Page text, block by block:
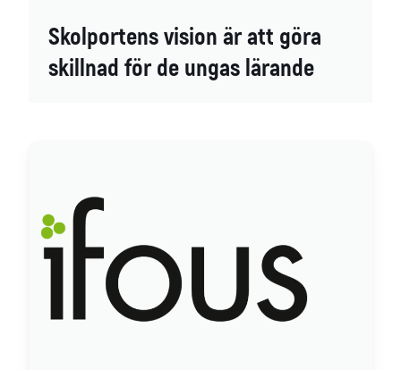
Skolportens vision är att göra
skillnad för de ungas lärande